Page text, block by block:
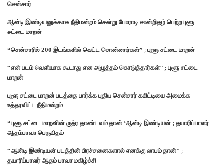
சென்சார்
ஆன்டி இண்டியனுக்காக நீதிமன்றம் சென்று போராடி சான்றிதழ் பெற்ற புளூ
சட்டை மாறன்
“சென்சாரில் 200 இடங்களில் வெட்ட சொன்னார்கள்” ; புளூ சட்டை மாறன்
“என் படம் வெளியாக கூடாது என அழுத்தம் கொடுத்தார்கள்” ; புளூ சட்டை
மாறன்
புளூ சட்டை மாறன் படத்தை பார்க்க புதிய சென்சார் கமிட்டியை அமைக்க
உத்தரவிட்ட நீதிமன்றம்
“புளூ சட்டை மாறனின் ருத்ர தாண்டவம் தான் ‘ஆன்டி இண்டியன் ; தயாரிப்பாளர்
ஆதம்பாவா பெருமிதம்
“ஆன்டி இண்டியன் படத்தின் பிரச்சனைகளால் எனக்கு லாபம் தான்” ;
தயாரிப்பாளர் ஆதம் பாவா மகிழ்ச்சி